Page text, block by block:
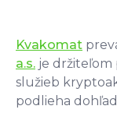
Kvakomat
a.s. je držiteľom
služieb
podlieha